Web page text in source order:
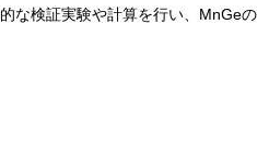
な検証実験や計算を行い、MnGe